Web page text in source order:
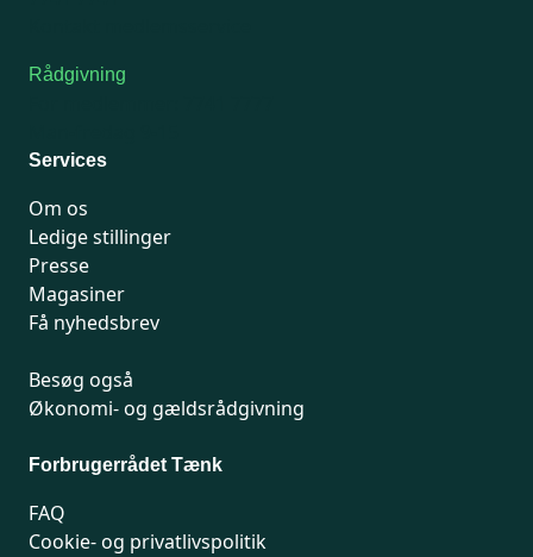
Rådgivning
Services
Om os
Ledige stillinger
Presse
Magasiner
Få nyhedsbrev
Besøg også
Økonomi- og gældsrådgivning
Forbrugerrådet Tænk
FAQ
Cookie- og privatlivspolitik